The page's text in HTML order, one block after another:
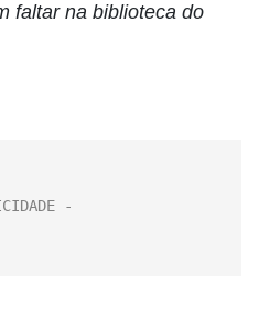
faltar na biblioteca do